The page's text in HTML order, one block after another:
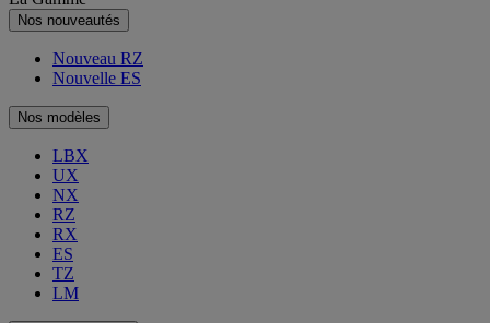
Nos nouveautés
Nouveau RZ
Nouvelle ES
Nos modèles
LBX
UX
NX
RZ
RX
ES
TZ
LM